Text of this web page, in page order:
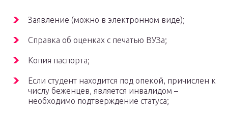
Заявление (можно в электронном виде);
Справка об оценках с печатью ВУЗа;
Копия паспорта;
Если студент находится под опекой, причислен к
числу беженцев, является инвалидом –
необходимо подтверждение статуса;